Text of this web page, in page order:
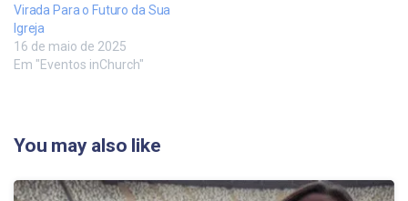
Virada Para o Futuro da Sua
Igreja
16 de maio de 2025
Em "Eventos inChurch"
You may also like